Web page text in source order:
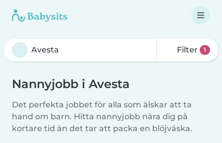
Filter 1
Nannyjobb i Avesta
Det perfekta jobbet för alla som älskar att ta
hand om barn. Hitta nannyjobb nära dig på
kortare tid än det tar att packa en blöjväska.